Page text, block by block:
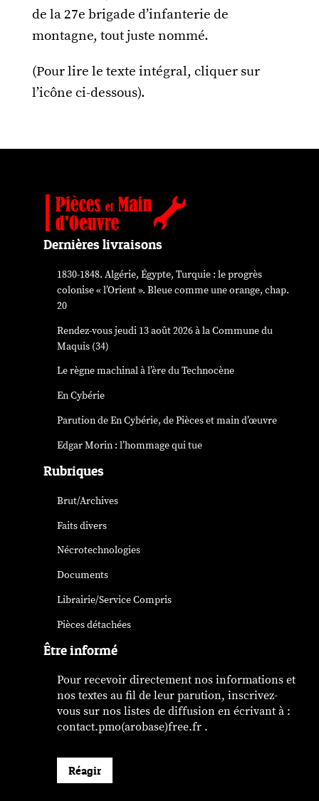
de la 27e brigade d’infanterie de
montagne, tout juste nommé.
(Pour lire le texte intégral, cliquer sur
l’icône ci-dessous).
Dernières livraisons
1830-1848. Algérie, Égypte, Turquie : le progrès
colonise « l’Orient ». Bleue comme une orange, chap.
20
Rendez-vous jeudi 13 août 2026 à la Commune du
Maquis (34)
Le règne machinal à l’ère du Technocène
En Cybérie
Parution deEn Cybérie, de Pièces et main d’œuvre
Edgar Morin : l’hommage qui tue
Rubriques
Brut/Archives
Faits divers
Nécrotechnologies
Documents
Librairie/Service Compris
Pièces détachées
Être informé
Pour recevoir directement nos informations et
nos textes au fil de leur parution, inscrivez-
vous sur nos listes de diffusion en écrivant à :
contact.pmo(arobase)free.fr .
Réagir